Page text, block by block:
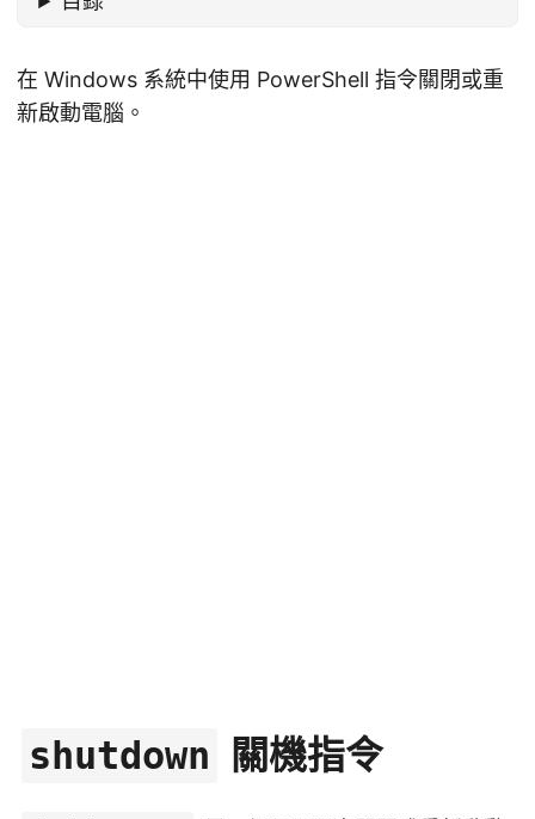
在 Windows 系統中使用 PowerShell 指令關閉或重
新啟動電腦。
shutdown 關機指令